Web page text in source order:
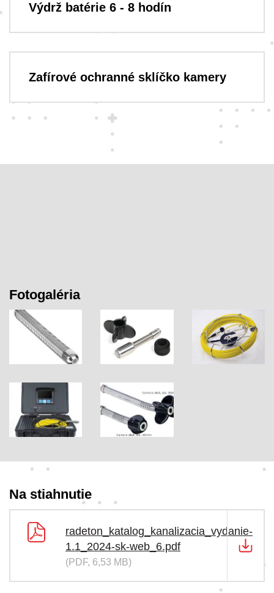
Výdrž batérie 6 - 8 hodín
Zafírové ochranné sklíčko kamery
Fotogaléria
Na stiahnutie
radeton_katalog_kanalizacia_vydanie-
1.1_2024-sk-web_6.pdf
(PDF, 6,53 MB)